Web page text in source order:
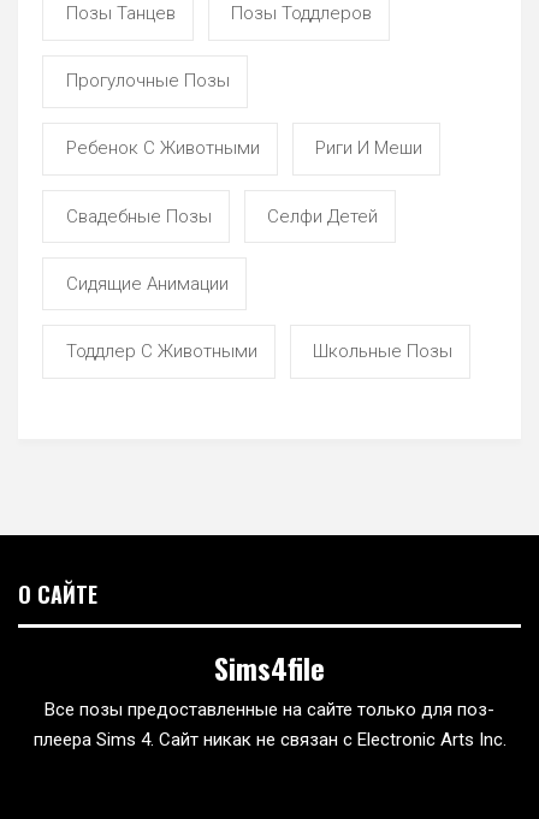
Позы Танцев Позы Тоддлеров
Прогулочные Позы
Ребенок С Животными Риги И Меши
Свадебные Позы Селфи Детей
Сидящие Анимации
Тоддлер С Животными Школьные Позы
О САЙТЕ
Sims4file
Все позы предоставленные на сайте только для поз-
плеера Sims 4. Сайт никак не связан с Electronic Arts Inc.